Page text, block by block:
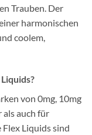
Trauben. Der
harmonischen
coolem,
von 0mg, 10mg
auch für
Liquids sind